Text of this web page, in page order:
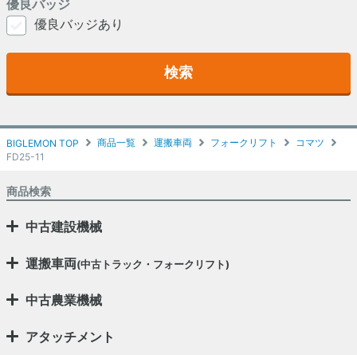
BIGLEMON TOP 商品一覧 運搬車両 フォークリフト
コマツ
FD25-11
優良バッジ
優良バッジあり
検索
商品検索
中古建設機械
運搬車両(中古トラック・フォークリフト)
中古農業機械
アタッチメント